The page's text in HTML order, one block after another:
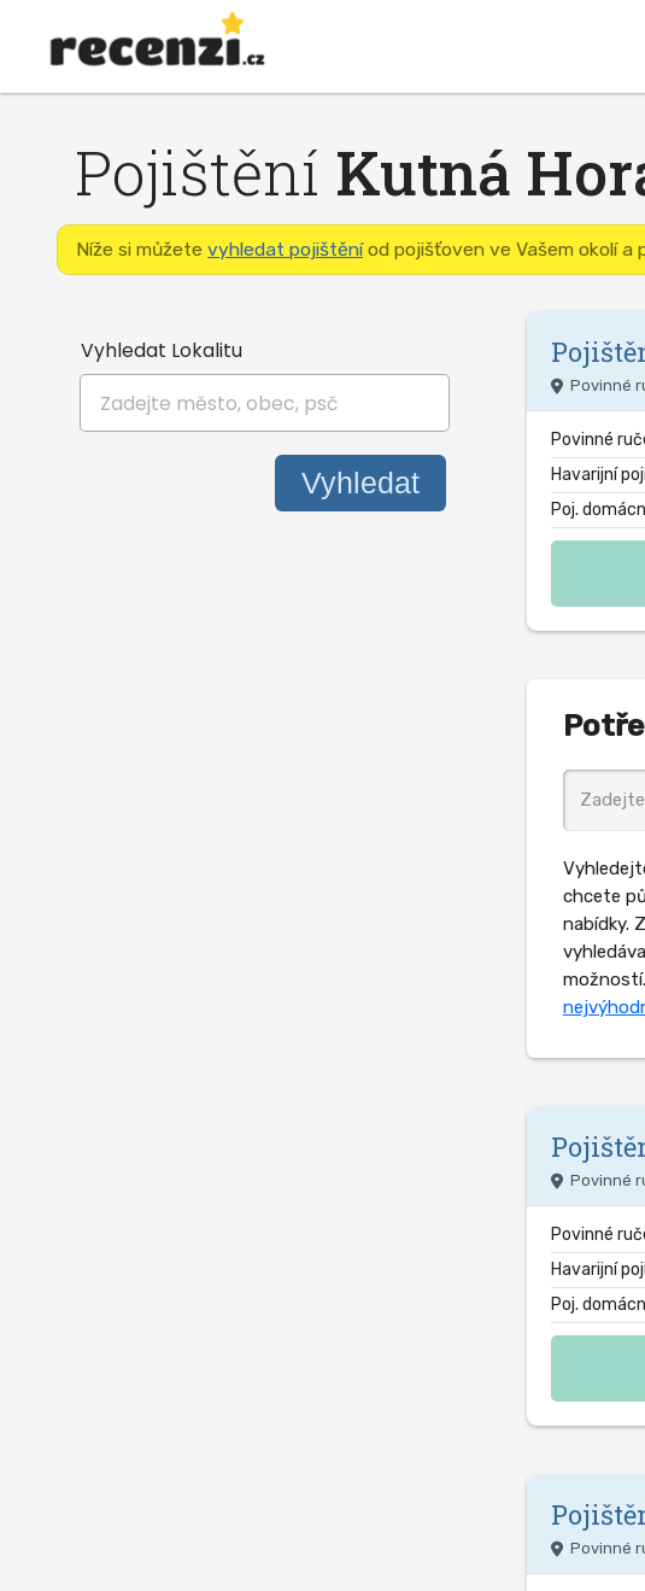
Pojištění Kutná
Níže si můžete vyhledat pojištěníod pojišťoven ve Vašem okolí a
Vyhledat Lokalitu
Povinné
Povinné
Havarijní
Poj.
chcete
nabídky.
Povinné
Povinné
Havarijní
Poj.
Povinné